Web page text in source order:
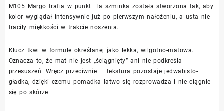
M105 Margo trafia w punkt. Ta szminka została stworzona tak, aby
kolor wyglądał intensywnie już po pierwszym nałożeniu, a usta nie
traciły miękkości w trakcie noszenia.
Klucz tkwi w formule określanej jako lekka, wilgotno-matowa.
Oznacza to, że mat nie jest „ściągnięty” ani nie podkreśla
przesuszeń. Wręcz przeciwnie — tekstura pozostaje jedwabisto-
gładka, dzięki czemu pomadka łatwo się rozprowadza i nie ciągnie
się po skórze.